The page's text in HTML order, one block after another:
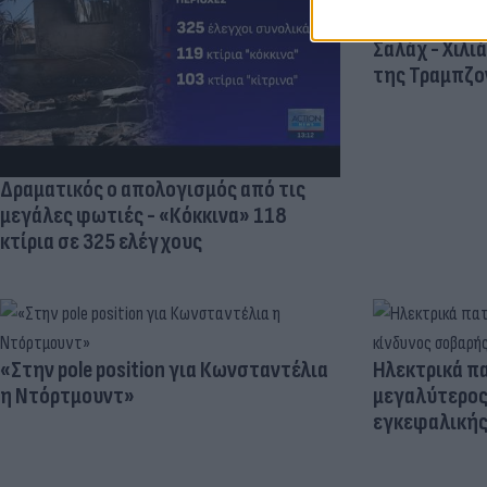
Δραματικός ο απολογισμός από τις
μεγάλες φωτιές - «Κόκκινα» 118
κτίρια σε 325 ελέγχους
Σαλάχ -
της
«Στην pole position για Κωνσταντέλια
η Ντόρτμουντ»
Ηλεκτρικά